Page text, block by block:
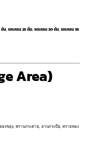
ตัน,รถเครน 25 ตัน,รถเครน 30 ตัน,รถเครน 35
Area)
งขลุง, พรานกระต่าย, ลานกระบือ, ทรายทอง